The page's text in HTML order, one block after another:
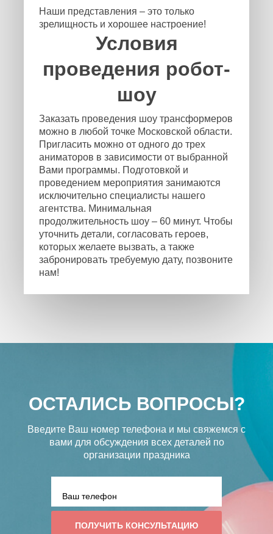
Наши представления – это только
зрелищность и хорошее настроение!
Условия
проведения робот-
шоу
Заказать проведения шоу трансформеров
можно в любой точке Московской области.
Пригласить можно от одного до трех
аниматоров в зависимости от выбранной
Вами программы. Подготовкой и
проведением мероприятия занимаются
исключительно специалисты нашего
агентства. Минимальная
продолжительность шоу – 60 минут. Чтобы
уточнить детали, согласовать героев,
которых желаете вызвать, а также
забронировать требуемую дату, позвоните
нам!
ОСТАЛИСЬ ВОПРОСЫ?
Введите Ваш номер телефона и мы свяжемся с
вами для обсуждения всех деталей по
организации праздника